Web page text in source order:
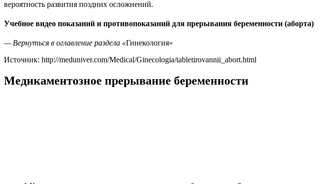
вероятность развития поздних осложнений.
Учебное видео показаний и противопоказаний для прерывания беременности (аборта)
— Вернуться в оглавление раздела «Гинекология»
Источник: http://meduniver.com/Medical/Ginecologia/tabletirovannii_abort.html
Медикаментозное прерывание беременности